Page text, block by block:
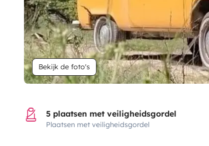
Bekijk de foto's
5 plaatsen met veiligheidsgordel
Plaatsen met veiligheidsgordel